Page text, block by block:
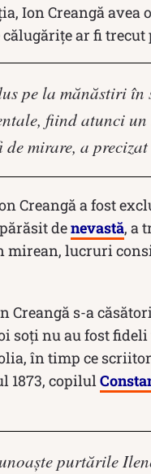
Ion Creangă avea
ar fi
pe la mănăstiri în
fiind atunci
mirare, a
Creangă a fost
denevastă, a
mirean, lucruri
Creangă s-a
soți nu au fost
în timp ce
1873, copilul
purtările